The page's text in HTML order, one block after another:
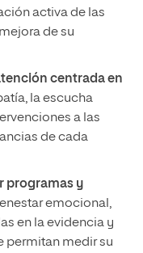
activa de las
de su
centrada en
la escucha
a las
de cada
programas y
emocional,
en la evidencia y
permitan medir su